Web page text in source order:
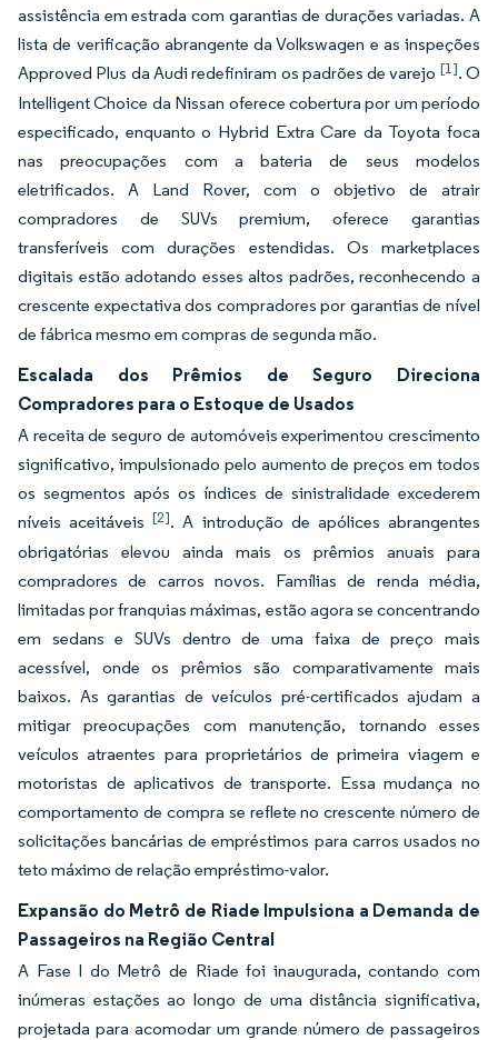
assistência em estrada com garantias de durações variadas. A
lista de verificação abrangente da Volkswagen e as inspeções
Approved Plus da Audi redefiniram os padrões de varejo [1]. O
Intelligent Choice da Nissan oferece cobertura por um período
especificado, enquanto o Hybrid Extra Care da Toyota foca
nas preocupações com a bateria de seus modelos
eletrificados. A Land Rover, com o objetivo de atrair
compradores de SUVs premium, oferece garantias
transferíveis com durações estendidas. Os marketplaces
digitais estão adotando esses altos padrões, reconhecendo a
crescente expectativa dos compradores por garantias de nível
de fábrica mesmo em compras de segunda mão.
Escalada dos Prêmios de Seguro Direciona
Compradores para o Estoque de Usados
A receita de seguro de automóveis experimentou crescimento
significativo, impulsionado pelo aumento de preços em todos
os segmentos após os índices de sinistralidade excederem
níveis aceitáveis[2]. A introdução de apólices abrangentes
obrigatórias elevou ainda mais os prêmios anuais para
compradores de carros novos. Famílias de renda média,
limitadas por franquias máximas, estão agora se concentrando
em sedans e SUVs dentro de uma faixa de preço mais
acessível, onde os prêmios são comparativamente mais
baixos. As garantias de veículos pré-certificados ajudam a
mitigar preocupações com manutenção, tornando esses
veículos atraentes para proprietários de primeira viagem e
motoristas de aplicativos de transporte. Essa mudança no
comportamento de compra se reflete no crescente número de
solicitações bancárias de empréstimos para carros usados no
teto máximo de relação empréstimo-valor.
Expansão do Metrô de Riade Impulsiona a Demanda de
Passageiros na Região Central
A Fase I do Metrô de Riade foi inaugurada, contando com
inúmeras estações ao longo de uma distância significativa,
projetada para acomodar um grande número de passageiros